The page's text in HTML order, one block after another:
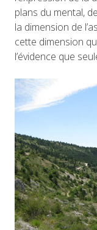
plans du mental,
la dimension de
cette dimension
l’évidence que